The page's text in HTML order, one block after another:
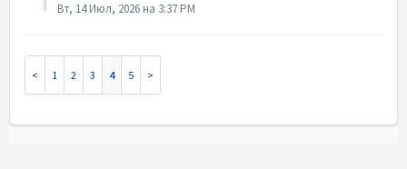
Вт, 14 Июл, 2026 на 3:37 PM
1 2 3 4 5